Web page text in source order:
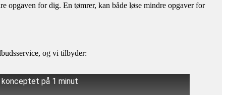
opgaven for dig. En tømrer, kan både løse mindre opgaver for
og vi tilbyder:
på 1 minut